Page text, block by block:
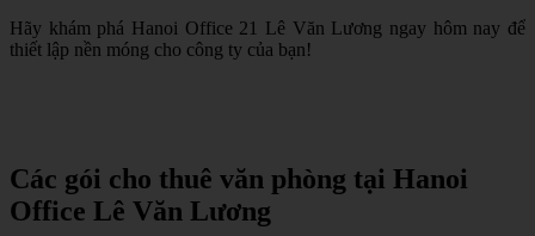
Hãy khám phá Hanoi Office 21 Lê Văn Lương ngay hôm nay để
thiết lập nền móng cho công ty của bạn!
Các gói cho thuê văn phòng tại Hanoi
Office Lê Văn Lương